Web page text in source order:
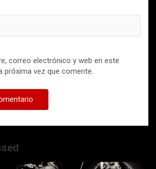
correo electrónico y web en este
próxima vez que comente.